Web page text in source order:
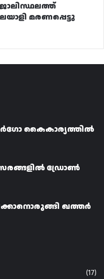
മരണപ്പെട്ടു
കൈകാര്യത്തിൽ
ഡ്രോൺ
ഖത്തർ
(17)